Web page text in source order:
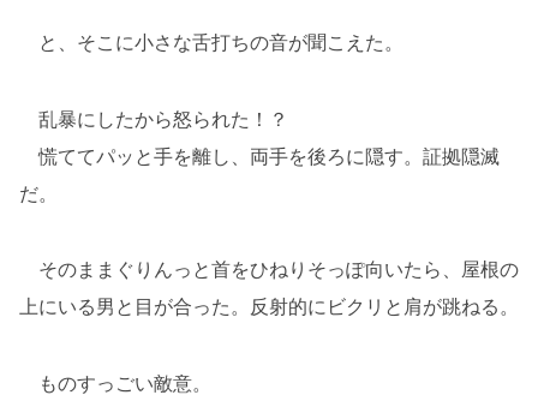
と、そこに小さな舌打ちの音が聞こえた。
乱暴にしたから怒られた！？
慌ててパッと手を離し、両手を後ろに隠す。証拠隠滅
だ。
そのままぐりんっと首をひねりそっぽ向いたら、屋根の
上にいる男と目が合った。反射的にビクリと肩が跳ねる。
ものすっごい敵意。